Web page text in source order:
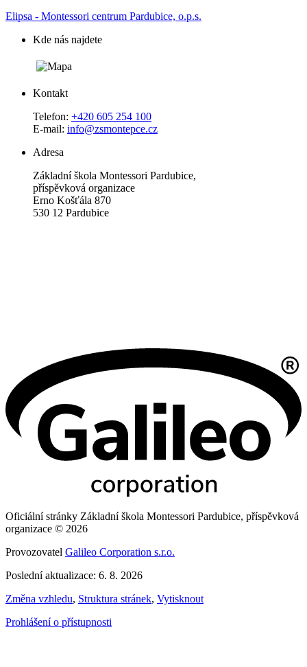
Elipsa - Montessori centrum Pardubice, o.p.s.
Kde nás najdete
Kontakt
Telefon: +420 605 254 100
E-mail: info@zsmontepce.cz
Adresa
Základní škola Montessori Pardubice,
příspěvková organizace
Erno Košťála 870
530 12 Pardubice
Oficiální stránky Základní škola Montessori Pardubice, příspěvková
organizace © 2026
Provozovatel Galileo Corporation s.r.o.
Poslední aktualizace: 6. 8. 2026
Změna vzhledu, Struktura stránek, Vytisknout
Prohlášení o přístupnosti